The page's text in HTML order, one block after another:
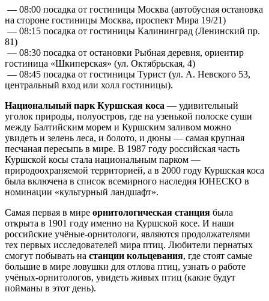
— 08:00 посадка от гостиницы Москва (автобусная остановка
на стороне гостиницы Москва, проспект Мира 19/21)
— 08:15 посадка от гостиницы Калининград (Ленинский пр.
81)
— 08:30 посадка от остановки Рыбная деревня, ориентир
гостиница «Шкиперская» (ул. Октябрьская, 4)
— 08:45 посадка от гостиницы Турист (ул. А. Невского 53,
центральный вход или холл гостиницы).
Национальный парк Куршская коса — удивительный
уголок природы, полуостров, где на узенькой полоске суши
между Балтийским морем и Куршским заливом можно
увидеть и зелень леса, и болото, и дюны — самая крупная
песчаная пересыпь в мире. В 1987 году российская часть
Куршской косы стала национальным парком —
природоохраняемой территорией, а в 2000 году Куршская коса
была включена в список всемирного наследия ЮНЕСКО в
номинации «культурный ландшафт».
Самая первая в мире орнитологическая станция была
открыта в 1901 году именно на Куршской косе. И наши
российские учёные-орнитологи, являются продолжателями
тех первых исследователей мира птиц. Любители пернатых
смогут побывать на станции кольцевания, где стоят самые
большие в мире ловушки для отлова птиц, узнать о работе
учёных-орнитологов, увидеть живых птиц (какие будут
пойманы в этот день).